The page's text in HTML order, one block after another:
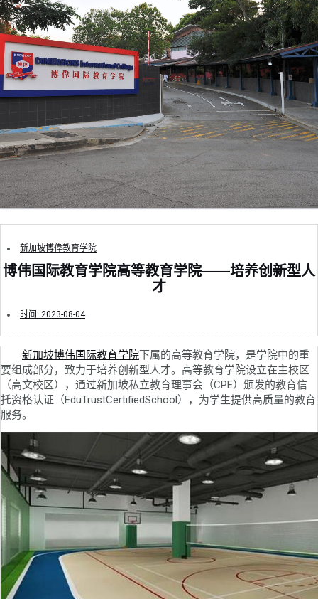
新加坡博偉教育学院
博伟国际教育学院高等教育学院——培养创新型人
才
时间: 2023-08-04
新加坡博伟国际教育学院下属的高等教育学院，是学院中的重
要组成部分，致力于培养创新型人才。高等教育学院设立在主校区
（高文校区），通过新加坡私立教育理事会（CPE）颁发的教育信
托资格认证（EduTrustCertifiedSchool），为学生提供高质量的教育
服务。